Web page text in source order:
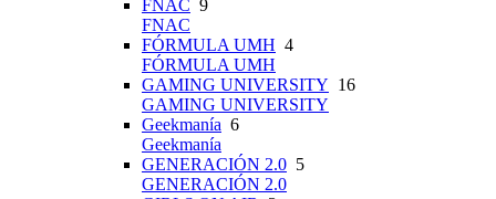
FNAC 9
FNAC
FÓRMULA UMH 4
FÓRMULA UMH
GAMING UNIVERSITY 16
GAMING UNIVERSITY
Geekmanía 6
Geekmanía
GENERACIÓN 2.0 5
GENERACIÓN 2.0